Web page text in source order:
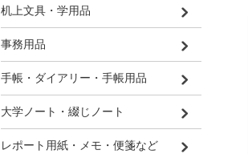
机上文具・学用品
事務用品
手帳・ダイアリー・手帳用品
大学ノート・綴じノート
レポート用紙・メモ・便箋など